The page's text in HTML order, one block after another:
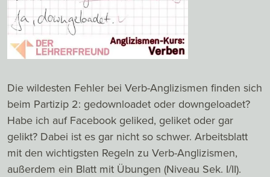
Die wildesten Fehler bei Verb-Anglizismen finden sich
beim Partizip 2: gedownloadet oder downgeloadet?
Habe ich auf Facebook geliked, geliket oder gar
gelikt? Dabei ist es gar nicht so schwer. Arbeitsblatt
mit den wichtigsten Regeln zu Verb-Anglizismen,
außerdem ein Blatt mit Übungen (Niveau Sek. I/II).